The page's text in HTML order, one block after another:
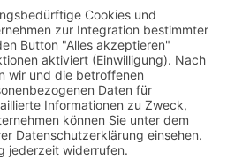
allen Seiten auf einen
von der gesamten
Anschließende
an der Luft und Fixierung
histologische Aufarbeitung